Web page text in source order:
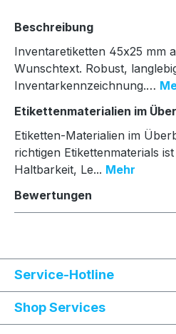
Beschreibung
Inventaretiketten 45x25 mm
Wunschtext. Robust,
Inventarkennzeichnung.…
Etikettenmaterialien im
Etiketten-Materialien im
richtigen Etikettenmaterials
Haltbarkeit, Le... Mehr
Bewertungen
Service-Hotline
Shop Services